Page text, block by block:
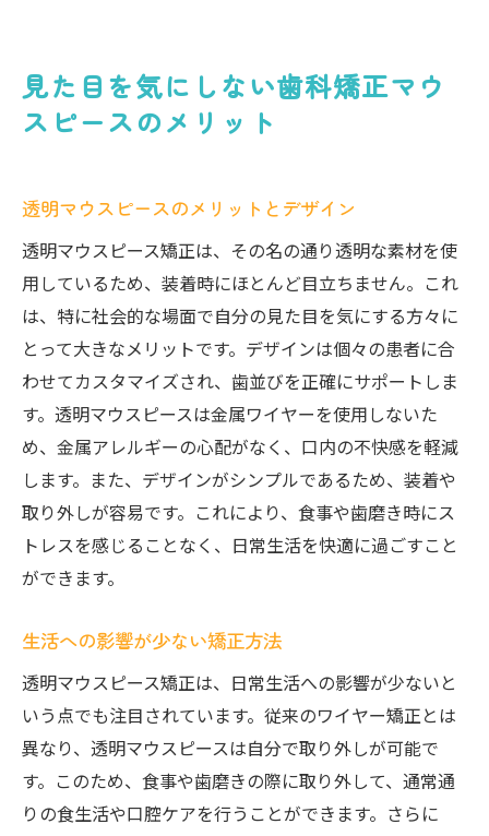
見た目を気にしない歯科矯正マウ
スピースのメリット
透明マウスピースのメリットとデザイン
透明マウスピース矯正は、その名の通り透明な素材を使
用しているため、装着時にほとんど目立ちません。これ
は、特に社会的な場面で自分の見た目を気にする方々に
とって大きなメリットです。デザインは個々の患者に合
わせてカスタマイズされ、歯並びを正確にサポートしま
す。透明マウスピースは金属ワイヤーを使用しないた
め、金属アレルギーの心配がなく、口内の不快感を軽減
します。また、デザインがシンプルであるため、装着や
取り外しが容易です。これにより、食事や歯磨き時にス
トレスを感じることなく、日常生活を快適に過ごすこと
ができます。
生活への影響が少ない矯正方法
透明マウスピース矯正は、日常生活への影響が少ないと
いう点でも注目されています。従来のワイヤー矯正とは
異なり、透明マウスピースは自分で取り外しが可能で
す。このため、食事や歯磨きの際に取り外して、通常通
りの食生活や口腔ケアを行うことができます。さらに